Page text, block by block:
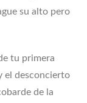
su alto pero
tu primera
el desconcierto
de la